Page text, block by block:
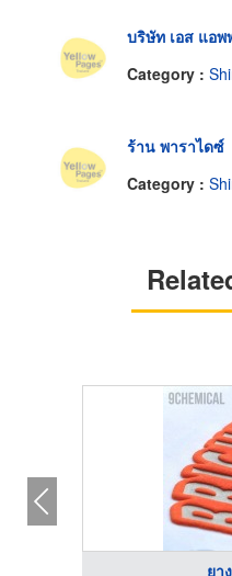
บริษัท เอส แอพ
Category :
ร้าน พาราไดซ์
Category :
ยา